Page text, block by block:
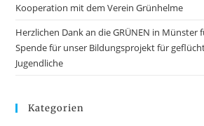
Kooperation mit dem Verein Grünhelme
Herzlichen Dank an die GRÜNEN in Münster
Spende für unser Bildungsprojekt für
Jugendliche
Kategorien